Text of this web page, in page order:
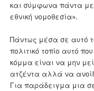
και σύμφωνα πάντα με
εθνική νομοθεσία».
Πάντως μέσα σε αυτό
πολιτικό τοπίο αυτό
κόμμα είναι να μην
ατζέντα αλλά να
Για παράδειγμα μια